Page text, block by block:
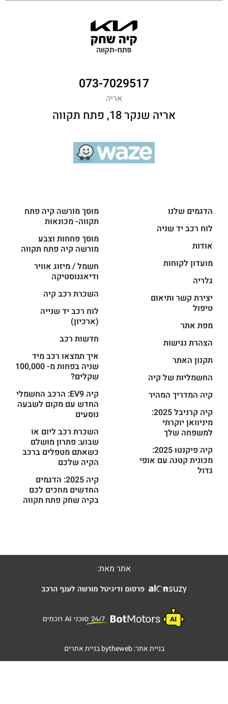
073-7029517
אריה
אריה שנקר 18, פתח תקווה
הדגמים שלנו
לוח רכב יד שניה
אודות
מועדון לקוחות
גלריה
יצירת קשר ותיאום
טיפול
מפת אתר
הצהרת נגישות
תקנון האתר
החשמליות של קיה
קיה המדריך המהיר
קיה קרניבל 2025:
מיניוואן יוקרתי
למשפחה שלך
קיה פיקנטו 2025:
מכונית קטנה עם אופי
גדול
מוסך מורשה קיה פתח
תקווה- מכונאות
מוסך פחחות וצבע
מורשה קיה פתח תקווה
חשמל / מיזוג אוויר
ודיאגנוסטיקה
השכרת רכב קיה
לוח רכב יד שנייה
(ארכיון)
חדשות רכב
איך תמצאו רכב מיד
שניה בפחות מ- 100,000
שקלים?
קיה EV9: הרכב החשמלי
החדש עם מקום לשבעה
נוסעים
השכרת רכב ליום או
שבוע: פתרון מושלם
כשאתם מטפלים ברכב
הקיה שלכם
קיה 2025: הדגמים
החדשים מחכים לכם
בקיה שחק פתח תקווה
אתר מאת:
בניית אתר:bytheweb בניית אתרים